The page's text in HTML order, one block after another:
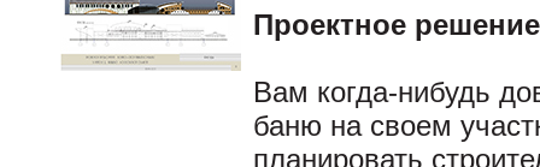
Проектное решение
Вам когда-нибудь
баню на своем
планировать